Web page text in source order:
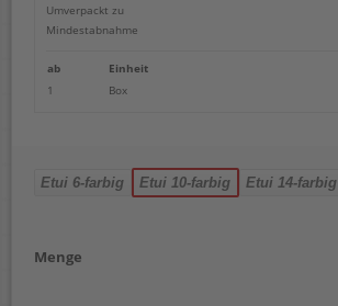
Umverpackt zu
Mindestabnahme
ab Einheit
1
Box
Etui 6-farbig Etui 10-farbig Etui 14-farbig
Menge